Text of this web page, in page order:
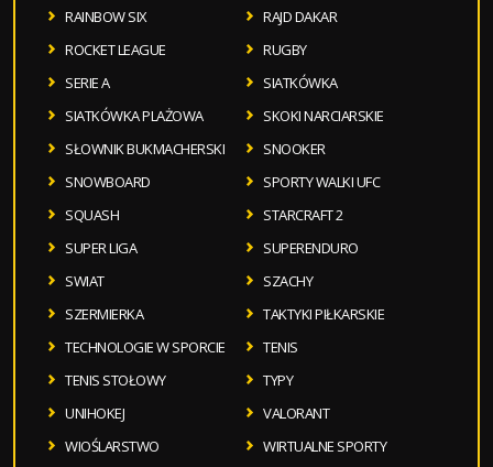
RAINBOW SIX
RAJD DAKAR
ROCKET LEAGUE
RUGBY
SERIE A
SIATKÓWKA
SIATKÓWKA PLAŻOWA
SKOKI NARCIARSKIE
SŁOWNIK BUKMACHERSKI
SNOOKER
SNOWBOARD
SPORTY WALKI UFC
SQUASH
STARCRAFT 2
SUPER LIGA
SUPERENDURO
SWIAT
SZACHY
SZERMIERKA
TAKTYKI PIŁKARSKIE
TECHNOLOGIE W SPORCIE
TENIS
TENIS STOŁOWY
TYPY
UNIHOKEJ
VALORANT
WIOŚLARSTWO
WIRTUALNE SPORTY